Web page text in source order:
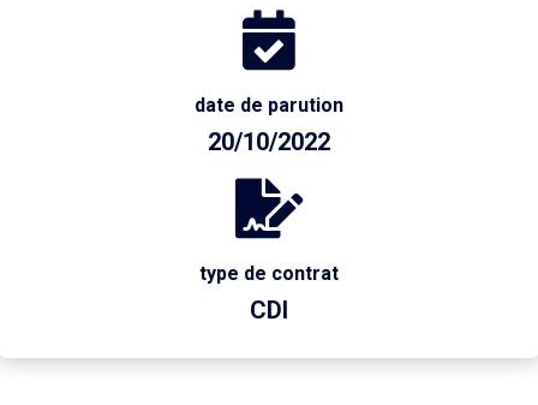
date de parution
20/10/2022
type de contrat
CDI